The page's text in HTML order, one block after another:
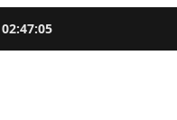
02:47:04